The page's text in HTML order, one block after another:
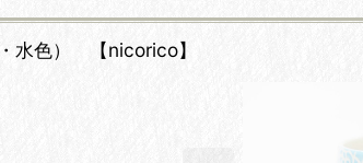
水色） 【nicorico】